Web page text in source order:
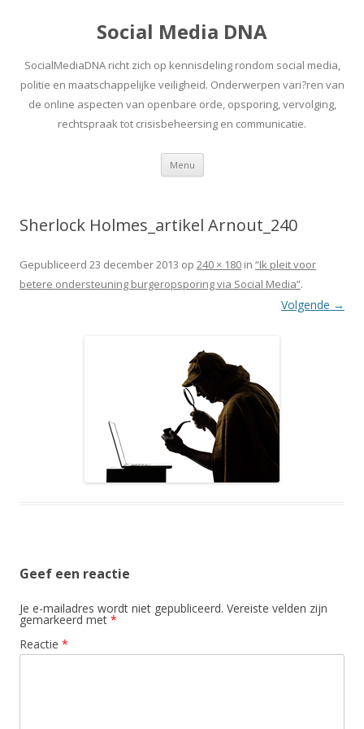
Social Media DNA
SocialMediaDNA richt zich op kennisdeling rondom social media,
politie en maatschappelijke veiligheid. Onderwerpen vari?ren van
de online aspecten van openbare orde, opsporing, vervolging,
rechtspraak tot crisisbeheersing en communicatie.
Menu Spring
inhoud
Sherlock Holmes_artikel Arnout_240
Gepubliceerd 23 december 2013 op 240 × 180 in “Ik pleit voor
betere ondersteuning burgeropsporing via Social Media”.
Volgende →
Geef een reactie
Je e-mailadres wordt niet gepubliceerd. Vereiste velden zijn
gemarkeerd met *
Reactie *